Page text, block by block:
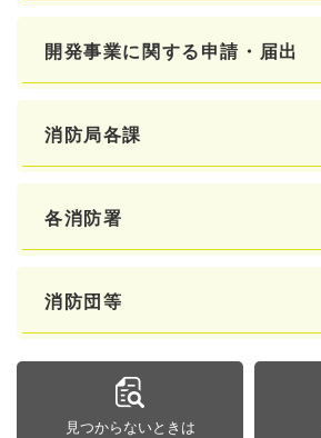
開発事業に関する申請・届出
消防局各課
各消防署
消防団等
見つからないときは